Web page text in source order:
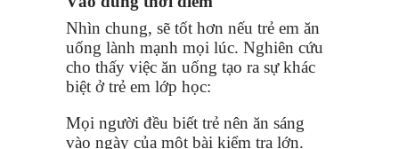
Nhìn chung, sẽ tốt hơn nếu trẻ em ăn
uống lành mạnh mọi lúc. Nghiên cứu
cho thấy việc ăn uống tạo ra sự khác
biệt ở trẻ em lớp học:
Mọi người đều biết trẻ nên ăn sáng
vào ngày của một bài kiểm tra lớn.